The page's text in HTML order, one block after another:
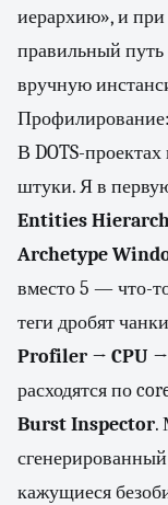
иерархию», и при
правильный
вручную
В DOTS-
штуки. Я в
Entities
Archetype
вместо 5 — что-
теги дробят
Profiler → CPU
расходятся по
Burst Inspector.
кажущиеся